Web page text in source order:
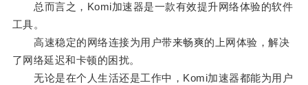
总而言之，Komi加速器是一款有效提升网络体验的软件
工具。
高速稳定的网络连接为用户带来畅爽的上网体验，解决
了网络延迟和卡顿的困扰。
无论是在个人生活还是工作中，Komi加速器都能为用户